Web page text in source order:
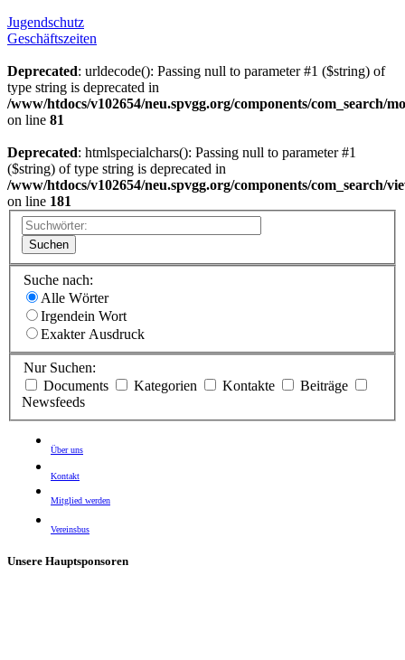
Jugendschutz
Geschäftszeiten
Deprecated: urldecode(): Passing null to parameter #1 ($string) of
type string is deprecated in
/www/htdocs/v102654/neu.spvgg.org/components/com_search/
on line 81
Deprecated: htmlspecialchars(): Passing null to parameter #1
($string) of type string is deprecated in
/www/htdocs/v102654/neu.spvgg.org/components/com_search/
on line 181
Suchen
Suche nach:
Alle Wörter
Irgendein Wort
Exakter Ausdruck
Nur Suchen:
Documents
Kategorien Kontakte
Beiträge
Newsfeeds
Über uns
Kontakt
Mitglied werden
Vereinsbus
Unsere Hauptsponsoren